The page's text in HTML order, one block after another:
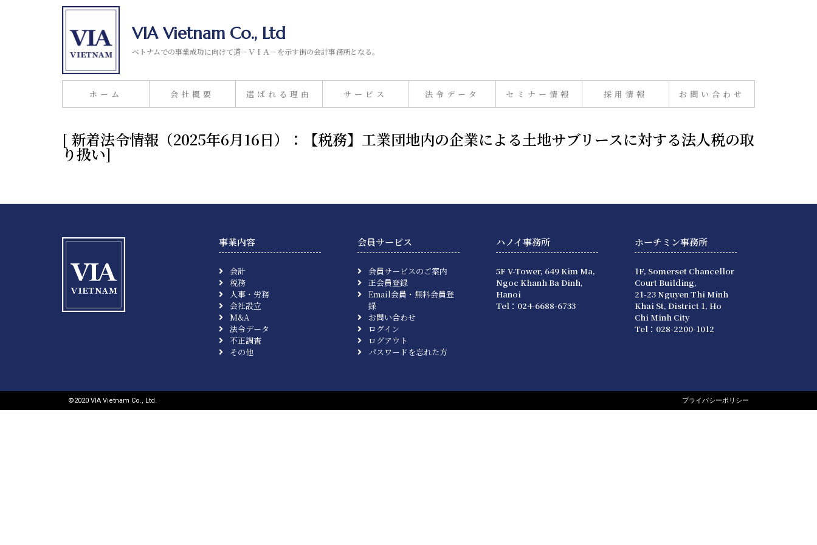
VIA Vietnam Co., Ltd
ベトナムでの事業成功に向けて道－ＶＩＡ－を示す街の会計事務所となる。
ホーム 会社概要 選ばれる理由 サービス 法令データ セミナー情報 採用情報 お問い合わせ
[ 新着法令情報（2025年6月16日）：【税務】工業団地内の企業による土地サブリースに対する法人税の取
り扱い]
事業内容
会計
税務
人事・労務
会社設立
M&A
法令データ
不正調査
その他
会員サービス
会員サービスのご案内
正会員登録
Email会員・無料会員登
録
お問い合わせ
ログイン
ログアウト
パスワードを忘れた方
ハノイ事務所
5F V-Tower, 649 Kim Ma,
Ngoc Khanh Ba Dinh,
Hanoi
Tel：024-6688-6733
ホーチミン事務所
1F, Somerset Chancellor
Court Building,
21-23 Nguyen Thi Minh
Khai St, District 1, Ho
Chi Minh City
Tel：028-2200-1012
©︎2020 VIA Vietnam Co., Ltd. プライバシーポリシー